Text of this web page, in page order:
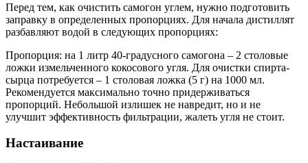
Перед тем, как очистить самогон углем, нужно подготовить
заправку в определенных пропорциях. Для начала дистиллят
разбавляют водой в следующих пропорциях:
Пропорция: на 1 литр 40-градусного самогона – 2 столовые
ложки измельченного кокосового угля. Для очистки спирта-
сырца потребуется – 1 столовая ложка (5 г) на 1000 мл.
Рекомендуется максимально точно придерживаться
пропорций. Небольшой излишек не навредит, но и не
улучшит эффективность фильтрации, жалеть угля не стоит.
Настаивание